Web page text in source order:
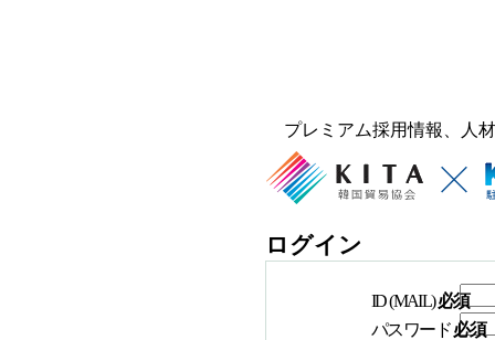
プレミアム採用情報、人
ログイン
ID (MAIL)必須
パスワード必須